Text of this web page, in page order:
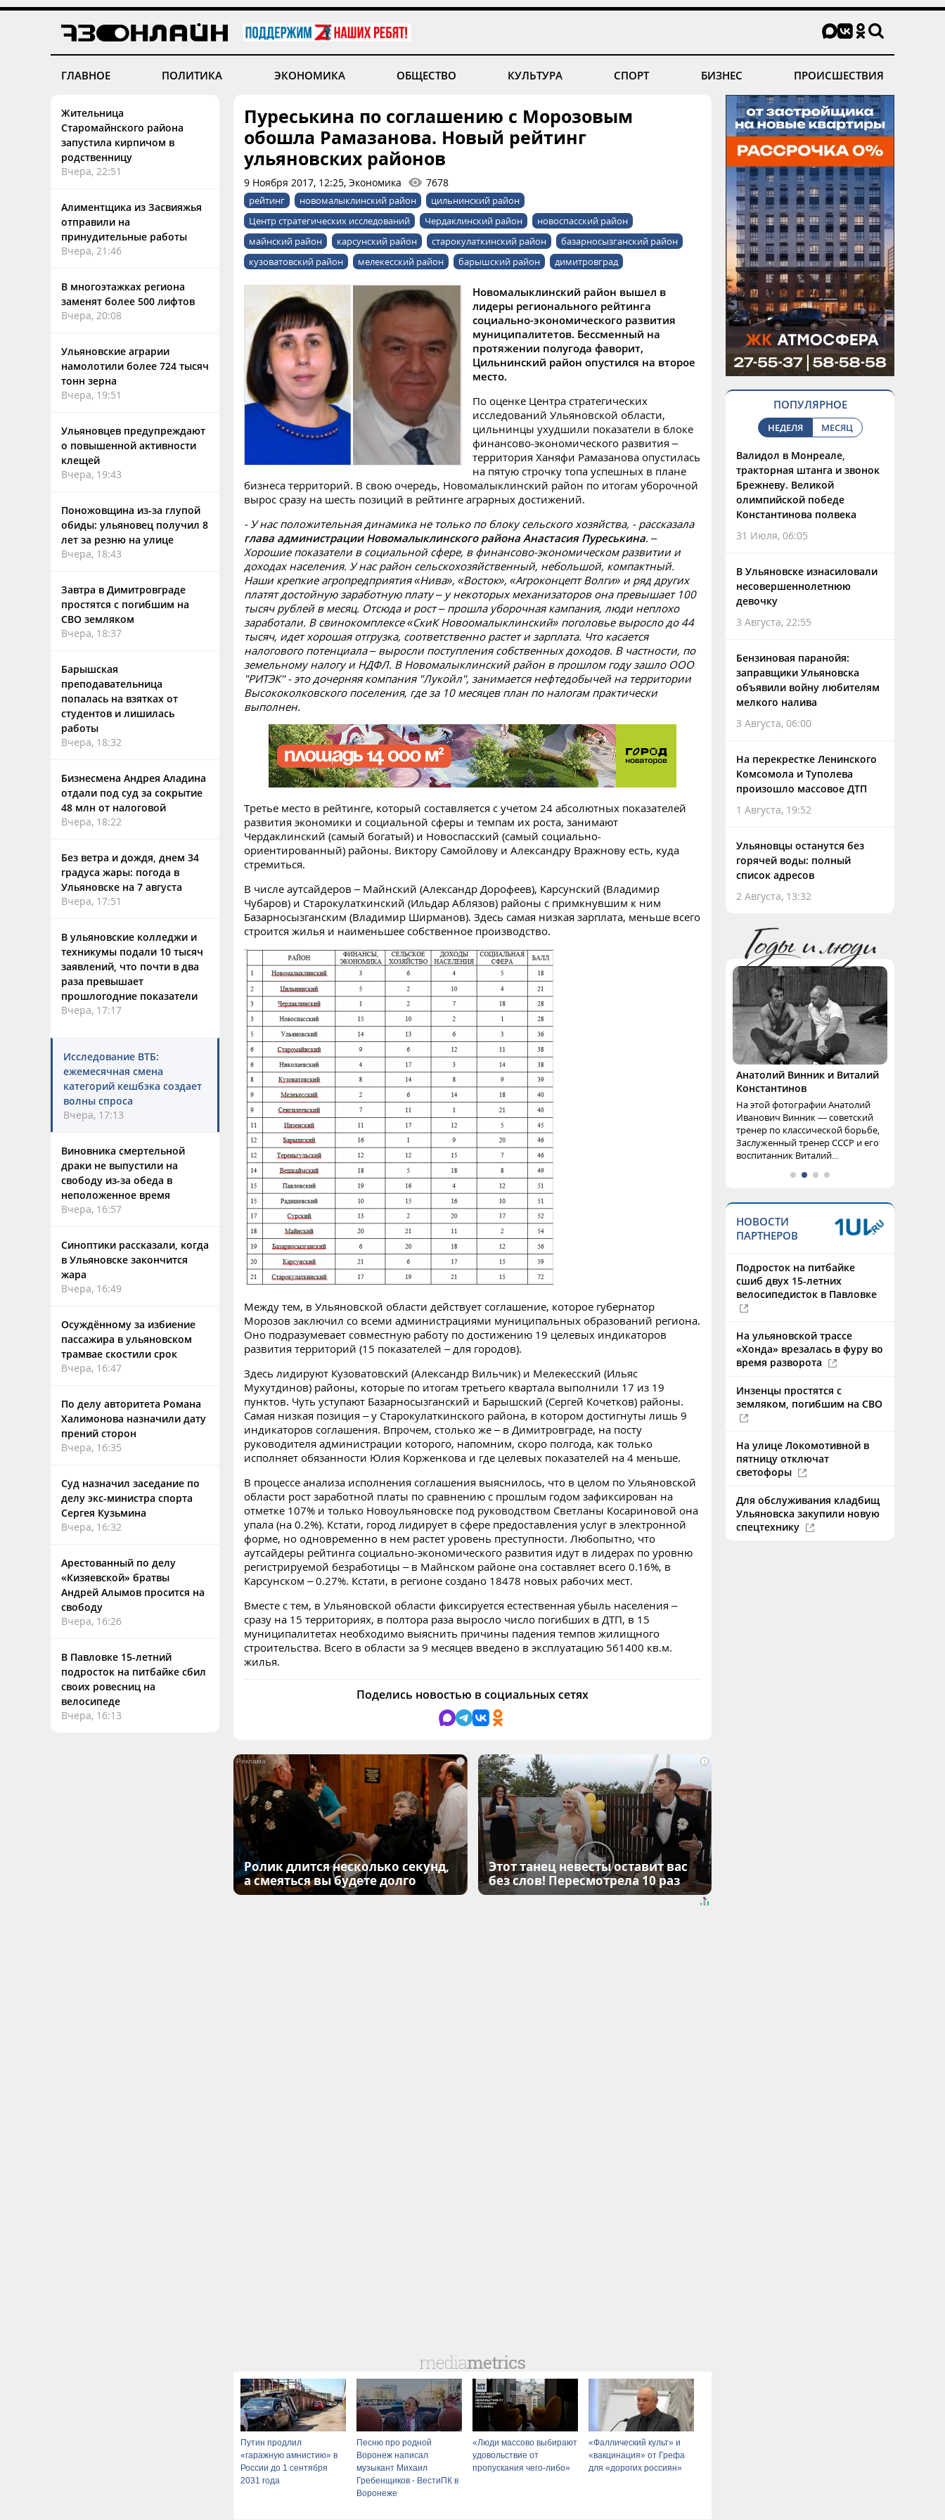
ГЛАВНОЕ ПОЛИТИКА ЭКОНОМИКА ОБЩЕСТВО КУЛЬТУРА СПОРТ БИЗНЕС ПРОИСШЕСТВИЯ
Жительница
Старомайнского района
запустила кирпичом в
родственницу
Вчера, 22:51
Алиментщика из Засвияжья
отправили на
принудительные работы
Вчера, 21:46
В многоэтажках региона
заменят более 500 лифтов
Вчера, 20:08
Ульяновские аграрии
намолотили более 724 тысяч
тонн зерна
Вчера, 19:51
Ульяновцев предупреждают
о повышенной активности
клещей
Вчера, 19:43
Поножовщина из-за глупой
обиды: ульяновец получил 8
лет за резню на улице
Вчера, 18:43
Завтра в Димитровграде
простятся с погибшим на
СВО земляком
Вчера, 18:37
Барышская
преподавательница
попалась на взятках от
студентов и лишилась
работы
Вчера, 18:32
Бизнесмена Андрея Аладина
отдали под суд за сокрытие
48 млн от налоговой
Вчера, 18:22
Без ветра и дождя, днем 34
градуса жары: погода в
Ульяновске на 7 августа
Вчера, 17:51
В ульяновские колледжи и
техникумы подали 10 тысяч
заявлений, что почти в два
раза превышает
прошлогодние показатели
Вчера, 17:17
Исследование ВТБ:
ежемесячная смена
категорий кешбэка создает
волны спроса
Вчера, 17:13
Виновника смертельной
драки не выпустили на
свободу из-за обеда в
неположенное время
Вчера, 16:57
Синоптики рассказали, когда
в Ульяновске закончится
жара
Вчера, 16:49
Осуждённому за избиение
пассажира в ульяновском
трамвае скостили срок
Вчера, 16:47
По делу авторитета Романа
Халимонова назначили дату
прений сторон
Вчера, 16:35
Суд назначил заседание по
делу экс-министра спорта
Сергея Кузьмина
Вчера, 16:32
Арестованный по делу
«Кизяевской» братвы
Андрей Алымов просится на
свободу
Вчера, 16:26
В Павловке 15-летний
подросток на питбайке сбил
своих ровесниц на
велосипеде
Вчера, 16:13
Пуреськина по соглашению с Морозовым
обошла Рамазанова. Новый рейтинг
ульяновских районов
9 Ноября 2017, 12:25, Экономика 7678
рейтинг новомалыклинский район
цильнинский район
Центр стратегических исследований
Чердаклинский район
новоспасский район
майнский район
карсунский район старокулаткинский район
базарносызганский район
кузоватовский район
мелекесский район барышский район димитровград
Новомалыклинский район вышел в
лидеры регионального рейтинга
социально-экономического развития
муниципалитетов. Бессменный на
протяжении полугода фаворит,
Цильнинский район опустился на второе
место.
По оценке Центра стратегических
исследований Ульяновской области,
цильнинцы ухудшили показатели в блоке
финансово-экономического развития –
территория Ханяфи Рамазанова опустилась
на пятую строчку топа успешных в плане
бизнеса территорий. В свою очередь, Новомалыклинский район по итогам уборочной
вырос сразу на шесть позиций в рейтинге аграрных достижений.
- У нас положительная динамика не только по блоку сельского хозяйства, - рассказала
глава администрации Новомалыклинского района Анастасия Пуреськина. –
Хорошие показатели в социальной сфере, в финансово-экономическом развитии и
доходах населения. У нас район сельскохозяйственный, небольшой, компактный.
Наши крепкие агропредприятия «Нива», «Восток», «Агроконцепт Волги» и ряд других
платят достойную заработную плату – у некоторых механизаторов она превышает 100
тысяч рублей в месяц. Отсюда и рост – прошла уборочная кампания, люди неплохо
заработали. В свинокомплексе «СкиК Новоомалыклинский» поголовье выросло до 44
тысяч, идет хорошая отгрузка, соответственно растет и зарплата. Что касается
налогового потенциала – выросли поступления собственных доходов. В частности, по
земельному налогу и НДФЛ. В Новомалыклинский район в прошлом году зашло ООО
"РИТЭК" - это дочерняя компания "Лукойл", занимается нефтедобычей на территории
Высококолковского поселения, где за 10 месяцев план по налогам практически
выполнен.
Третье место в рейтинге, который составляется с учетом 24 абсолютных показателей
развития экономики и социальной сферы и темпам их роста, занимают
Чердаклинский (самый богатый) и Новоспасский (самый социально-
ориентированный) районы. Виктору Самойлову и Александру Вражнову есть, куда
стремиться.
В числе аутсайдеров – Майнский (Александр Дорофеев), Карсунский (Владимир
Чубаров) и Старокулаткинский (Ильдар Аблязов) районы с примкнувшим к ним
Базарносызганским (Владимир Ширманов). Здесь самая низкая зарплата, меньше всего
строится жилья и наименьшее собственное производство.
Между тем, в Ульяновской области действует соглашение, которое губернатор
Морозов заключил со всеми администрациями муниципальных образований региона.
Оно подразумевает совместную работу по достижению 19 целевых индикаторов
развития территорий (15 показателей – для городов).
Здесь лидируют Кузоватовский (Александр Вильчик) и Мелекесский (Ильяс
Мухутдинов) районы, которые по итогам третьего квартала выполнили 17 из 19
пунктов. Чуть уступают Базарносызганский и Барышский (Сергей Кочетков) районы.
Самая низкая позиция – у Старокулаткинского района, в котором достигнуты лишь 9
индикаторов соглашения. Впрочем, столько же – в Димитровграде, на посту
руководителя администрации которого, напомним, скоро полгода, как только
исполняет обязанности Юлия Корженкова и где целевых показателей на 4 меньше.
В процессе анализа исполнения соглашения выяснилось, что в целом по Ульяновской
области рост заработной платы по сравнению с прошлым годом зафиксирован на
отметке 107% и только Новоульяновске под руководством Светланы Косариновой она
упала (на 0.2%). Кстати, город лидирует в сфере предоставления услуг в электронной
форме, но одновременно в нем растет уровень преступности. Любопытно, что
аутсайдеры рейтинга социально-экономического развития идут в лидерах по уровню
регистрируемой безработицы – в Майнском районе она составляет всего 0.16%, в
Карсунском – 0.27%. Кстати, в регионе создано 18478 новых рабочих мест.
Вместе с тем, в Ульяновской области фиксируется естественная убыль населения –
сразу на 15 территориях, в полтора раза выросло число погибших в ДТП, в 15
муниципалитетах необходимо выяснить причины падения темпов жилищного
строительства. Всего в области за 9 месяцев введено в эксплуатацию 561400 кв.м.
жилья.
Поделись новостью в социальных сетях
i
Ролик длится несколько секунд,
а смеяться вы будете долго
i
Этот танец невесты оставит вас
без слов! Пересмотрела 10 раз
Путин продлил
«гаражную амнистию» в
России до 1 сентября
2031 года
Песню про родной
Воронеж написал
музыкант Михаил
Гребенщиков - ВестиПК в
Воронеже
«Люди массово выбирают
удовольствие от
пропускания чего-либо»
«Фаллический культ» и
«вакцинация» от Грефа
для «дорогих россиян»
ПОПУЛЯРНОЕ
НЕДЕЛЯ МЕСЯЦ
Валидол в Монреале,
тракторная штанга и звонок
Брежневу. Великой
олимпийской победе
Константинова полвека
31 Июля, 06:05
В Ульяновске изнасиловали
несовершеннолетнюю
девочку
3 Августа, 22:55
Бензиновая паранойя:
заправщики Ульяновска
объявили войну любителям
мелкого налива
3 Августа, 06:00
На перекрестке Ленинского
Комсомола и Туполева
произошло массовое ДТП
1 Августа, 19:52
Ульяновцы останутся без
горячей воды: полный
список адресов
2 Августа, 13:32
Анатолий Винник и Виталий
Константинов
На этой фотографии Анатолий
Иванович Винник — советский
тренер по классической борьбе,
Заслуженный тренер СССР и его
воспитанник Виталий...
НОВОСТИ
ПАРТНЕРОВ
Подросток на питбайке
сшиб двух 15-летних
велосипедисток в Павловке
На ульяновской трассе
«Хонда» врезалась в фуру во
время разворота
Инзенцы простятся с
земляком, погибшим на СВО
На улице Локомотивной в
пятницу отключат
светофоры
Для обслуживания кладбищ
Ульяновска закупили новую
спецтехнику